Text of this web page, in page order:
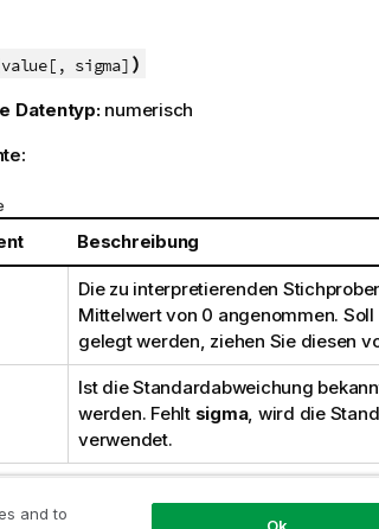
value[, sigma] )
Datentyp: numerisch
Beschreibung
Die zu interpretierenden
Mittelwert von 0 angenommen.
gelegt werden, ziehen Sie diesen
Ist die Standardabweichung
werden. Fehlt sigma, wird die
verwendet.
and to